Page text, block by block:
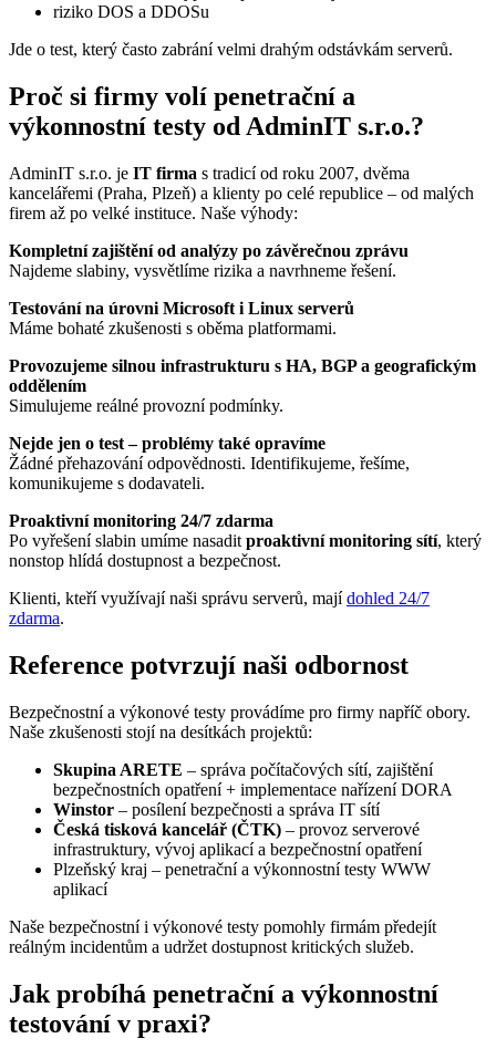
riziko DOS a DDOSu
Jde o test, který často zabrání velmi drahým odstávkám serverů.
Proč si firmy volí penetrační a
výkonnostní testy od AdminIT s.r.o.?
AdminIT s.r.o. je IT firma s tradicí od roku 2007, dvěma
kancelářemi (Praha, Plzeň) a klienty po celé republice – od malých
firem až po velké instituce. Naše výhody:
Kompletní zajištění od analýzy po závěrečnou zprávu
Najdeme slabiny, vysvětlíme rizika a navrhneme řešení.
Testování na úrovni Microsoft i Linux serverů
Máme bohaté zkušenosti s oběma platformami.
Provozujeme silnou infrastrukturu s HA, BGP a geografickým
oddělením
Simulujeme reálné provozní podmínky.
Nejde jen o test – problémy také opravíme
Žádné přehazování odpovědnosti. Identifikujeme, řešíme,
komunikujeme s dodavateli.
Proaktivní monitoring 24/7 zdarma
Po vyřešení slabin umíme nasadit proaktivní monitoring sítí, který
nonstop hlídá dostupnost a bezpečnost.
Klienti, kteří využívají naši správu serverů, majídohled 24/7
zdarma.
Reference potvrzují naši odbornost
Bezpečnostní a výkonové testy provádíme pro firmy napříč obory.
Naše zkušenosti stojí na desítkách projektů:
Skupina ARETE – správa počítačových sítí, zajištění
bezpečnostních opatření + implementace nařízení DORA
Winstor – posílení bezpečnosti a správa IT sítí
Česká tisková kancelář (ČTK) – provoz serverové
infrastruktury, vývoj aplikací a bezpečnostní opatření
Plzeňský kraj – penetrační a výkonnostní testy WWW
aplikací
Naše bezpečnostní i výkonové testy pomohly firmám předejít
reálným incidentům a udržet dostupnost kritických služeb.
Jak probíhá penetrační a výkonnostní
testování v praxi?